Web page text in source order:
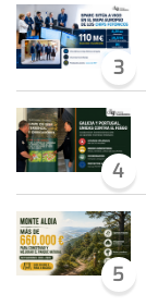
3
4
5